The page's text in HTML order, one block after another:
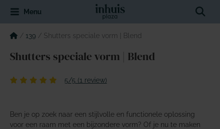
naar
inhoud
Menu
/ 139 / Shutters speciale vorm | Blend
Shutters speciale vorm | Blend
5/5 (1 review)
Ben je op zoek naar een stijlvolle en functionele oplossing
voor een raam met een bijzondere vorm? Of je nu te maken